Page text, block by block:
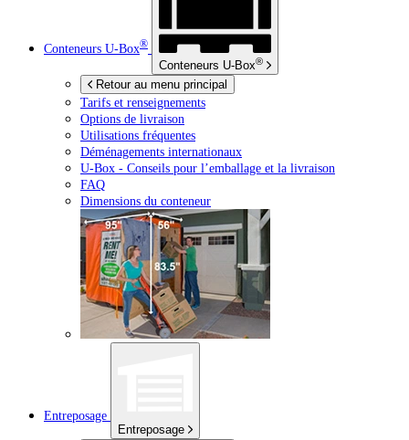
Conteneurs U-Box®
Conteneurs U-Box®
Retour au menu principal
Tarifs et renseignements
Options de livraison
Utilisations fréquentes
Déménagements internationaux
U-Box - Conseils pour l’emballage et la livraison
FAQ
Dimensions du conteneur
Entreposage
Entreposage